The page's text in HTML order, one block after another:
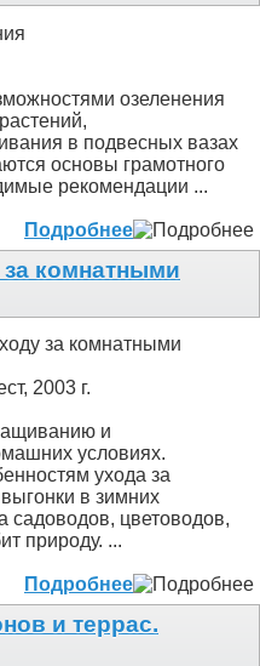
озеленения
в подвесных вазах
основы грамотного
рекомендации ...
Подробнее
за комнатными
за комнатными
2003 г.
и
условиях.
ухода за
в зимних
садоводов, цветоводов,
природу. ...
Подробнее
и террас.